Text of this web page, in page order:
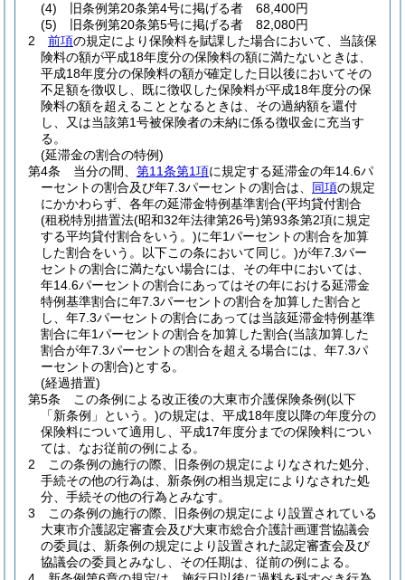
(4)
旧条例第20条第4号に掲げる者 68,400円
(5)
旧条例第20条第5号に掲げる者 82,080円
2
前項の規定により保険料を賦課した場合において、当該保
険料の額が平成18年度分の保険料の額に満たないときは、
平成18年度分の保険料の額が確定した日以後においてその
不足額を徴収し、既に徴収した保険料が平成18年度分の保
険料の額を超えることとなるときは、その過納額を還付
し、又は当該第1号被保険者の未納に係る徴収金に充当す
る。
(延滞金の割合の特例)
第4条
当分の間、 第11条第1項に規定する延滞金の年14.6パ
ーセントの割合及び年7.3パーセントの割合は、 同項の規定
にかかわらず、各年の延滞金特例基準割合(平均貸付割合
(租税特別措置法(昭和32年法律第26号)第93条第2項に規定
する平均貸付割合をいう。)に年1パーセントの割合を加算
した割合をいう。以下この条において同じ。)が年7.3パー
セントの割合に満たない場合には、その年中においては、
年14.6パーセントの割合にあってはその年における延滞金
特例基準割合に年7.3パーセントの割合を加算した割合と
し、年7.3パーセントの割合にあっては当該延滞金特例基準
割合に年1パーセントの割合を加算した割合(当該加算した
割合が年7.3パーセントの割合を超える場合には、年7.3パ
ーセントの割合)とする。
(経過措置)
第5条
この条例による改正後の大東市介護保険条例(以下
「新条例」という。)の規定は、平成18年度以降の年度分の
保険料について適用し、平成17年度分までの保険料につい
ては、なお従前の例による。
2
この条例の施行の際、旧条例の規定によりなされた処分、
手続その他の行為は、新条例の相当規定によりなされた処
分、手続その他の行為とみなす。
3
この条例の施行の際、旧条例の規定により設置されている
大東市介護認定審査会及び大東市総合介護計画運営協議会
の委員は、新条例の規定により設置された認定審査会及び
協議会の委員とみなし、その任期は、従前の例による。